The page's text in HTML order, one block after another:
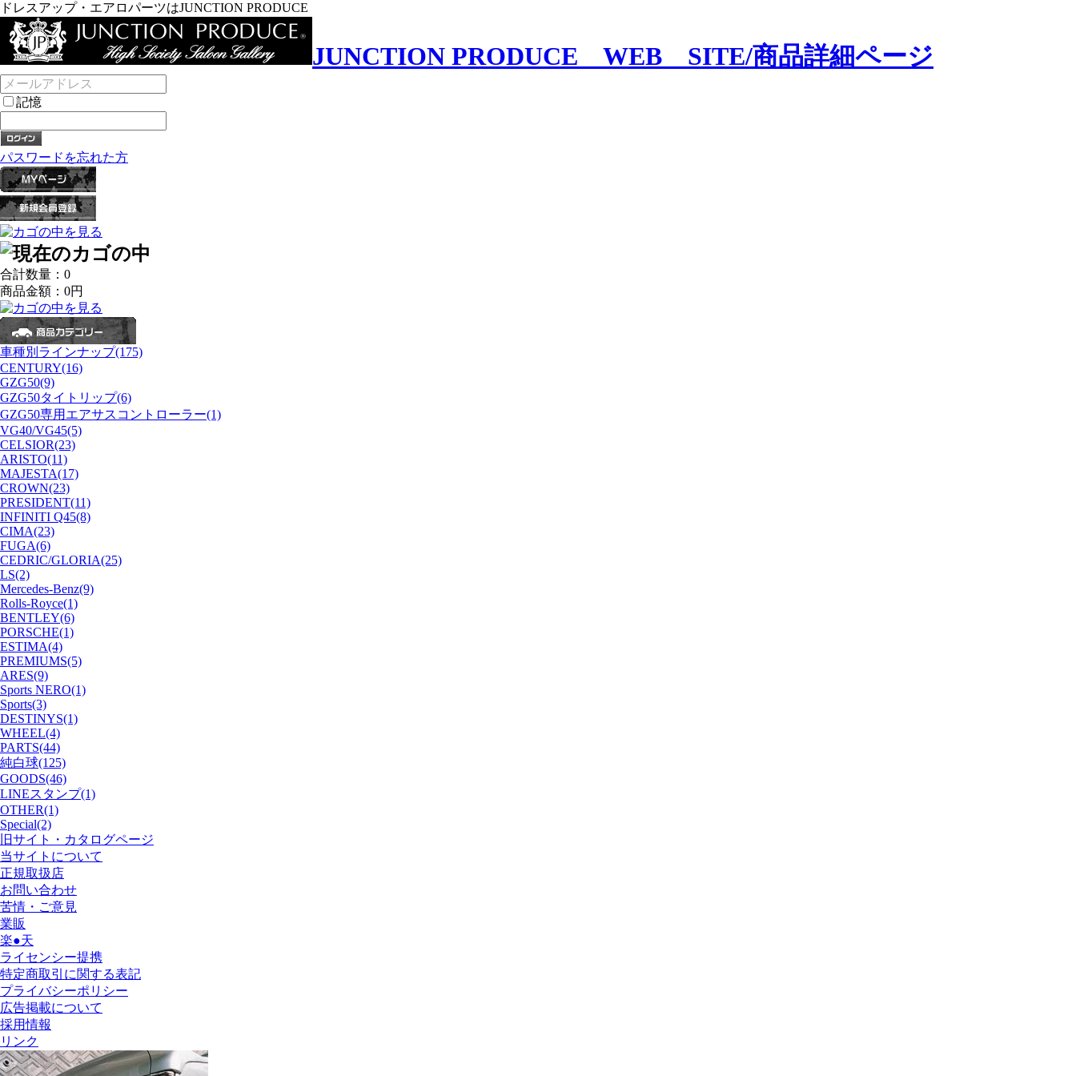
ドレスアップ・エアロパーツはJUNCTION PRODUCE
JUNCTION PRODUCE WEB SITE/商品詳細ページ
記憶
パスワードを忘れた方
合計数量： 0
商品金額： 0円
車種別ラインナップ(175)
CENTURY(16)
GZG50(9)
GZG50タイトリップ(6)
GZG50専用エアサスコントローラー(1)
VG40/VG45(5)
CELSIOR(23)
ARISTO(11)
MAJESTA(17)
CROWN(23)
PRESIDENT(11)
INFINITI Q45(8)
CIMA(23)
FUGA(6)
CEDRIC/GLORIA(25)
LS(2)
Mercedes-Benz(9)
Rolls-Royce(1)
BENTLEY(6)
PORSCHE(1)
ESTIMA(4)
PREMIUMS(5)
ARES(9)
Sports NERO(1)
Sports(3)
DESTINYS(1)
WHEEL(4)
PARTS(44)
純白球(125)
GOODS(46)
LINEスタンプ(1)
OTHER(1)
Special(2)
旧サイト・カタログページ
当サイトについて
正規取扱店
お問い合わせ
苦情・ご意見
業販
楽●天
ライセンシー提携
特定商取引に関する表記
プライバシーポリシー
広告掲載について
採用情報
リンク